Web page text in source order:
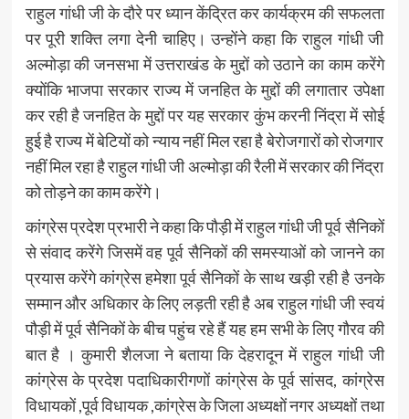
राहुल गांधी जी के दौरे पर ध्यान केंद्रित कर कार्यक्रम की सफलता
पर पूरी शक्ति लगा देनी चाहिए। उन्होंने कहा कि राहुल गांधी जी
अल्मोड़ा की जनसभा में उत्तराखंड के मुद्दों को उठाने का काम करेंगे
क्योंकि भाजपा सरकार राज्य में जनहित के मुद्दों की लगातार उपेक्षा
कर रही है जनहित के मुद्दों पर यह सरकार कुंभ करनी निंद्रा में सोई
हुई है राज्य में बेटियों को न्याय नहीं मिल रहा है बेरोजगारों को रोजगार
नहीं मिल रहा है राहुल गांधी जी अल्मोड़ा की रैली में सरकार की निंद्रा
को तोड़ने का काम करेंगे।
कांग्रेस प्रदेश प्रभारी ने कहा कि पौड़ी में राहुल गांधी जी पूर्व सैनिकों
से संवाद करेंगे जिसमें वह पूर्व सैनिकों की समस्याओं को जानने का
प्रयास करेंगे कांग्रेस हमेशा पूर्व सैनिकों के साथ खड़ी रही है उनके
सम्मान और अधिकार के लिए लड़ती रही है अब राहुल गांधी जी स्वयं
पौड़ी में पूर्व सैनिकों के बीच पहुंच रहे हैं यह हम सभी के लिए गौरव की
बात है । कुमारी शैलजा ने बताया कि देहरादून में राहुल गांधी जी
कांग्रेस के प्रदेश पदाधिकारीगणों कांग्रेस के पूर्व सांसद, कांग्रेस
विधायकों ,पूर्व विधायक ,कांग्रेस के जिला अध्यक्षों नगर अध्यक्षों तथा